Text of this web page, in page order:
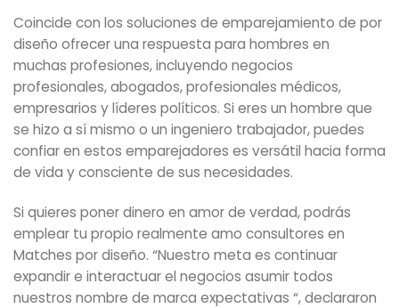
Coincide con los soluciones de emparejamiento de por
diseño ofrecer una respuesta para hombres en
muchas profesiones, incluyendo negocios
profesionales, abogados, profesionales médicos,
empresarios y líderes políticos. Si eres un hombre que
se hizo a sí mismo o un ingeniero trabajador, puedes
confiar en estos emparejadores es versátil hacia forma
de vida ​​y consciente de sus necesidades.
Si quieres poner dinero en amor de verdad, podrás
emplear tu propio realmente amo consultores en
Matches por diseño. “Nuestro meta es continuar
expandir e interactuar el negocios asumir todos
nuestros nombre de marca expectativas “, declararon